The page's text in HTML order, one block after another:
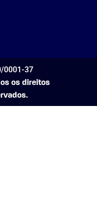
0001-37
os direitos